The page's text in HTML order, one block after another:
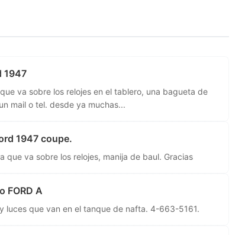
1947
va sobre los relojes en el tablero, una bagueta de
mail o tel. desde ya muchas...
1947 coupe.
va sobre los relojes, manija de baul. Gracias
FORD A
luces que van en el tanque de nafta. 4-663-5161.